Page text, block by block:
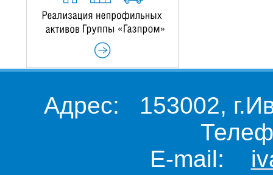
Адрес: 153002,
E-mail: